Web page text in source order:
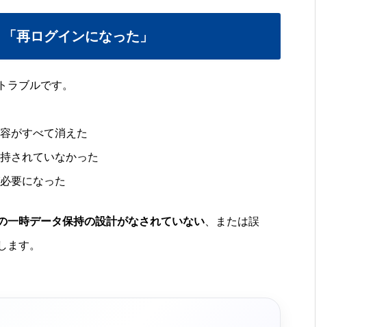
再ログインになった」
ブルです。
がすべて消えた
されていなかった
要になった
一時データ保持の設計がなされていない、または誤
す。